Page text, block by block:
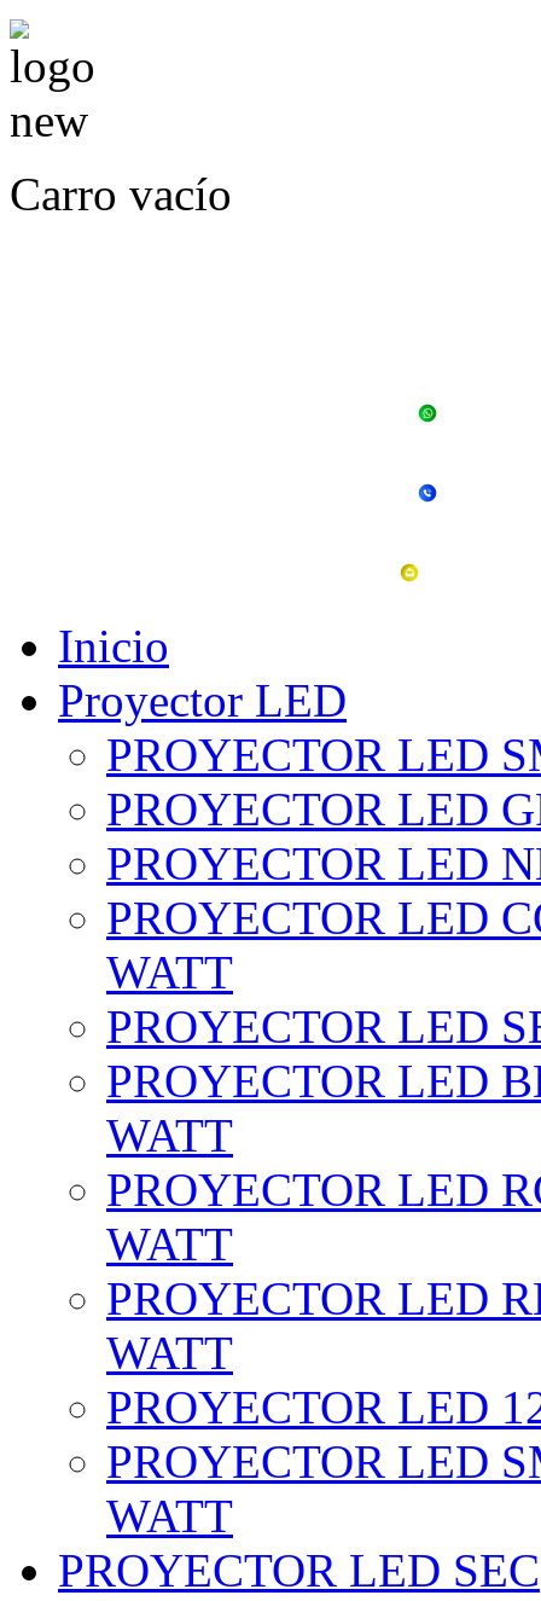
Carro vacío
Inicio
Proyector LED
PROYECTOR LED
PROYECTOR LED
PROYECTOR LED
PROYECTOR LED
WATT
PROYECTOR LED
PROYECTOR LED
WATT
PROYECTOR LED
WATT
PROYECTOR LED
WATT
PROYECTOR LED
PROYECTOR LED
WATT
PROYECTOR LED SEC